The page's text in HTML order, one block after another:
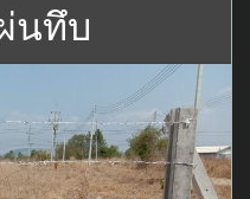
นทึบ